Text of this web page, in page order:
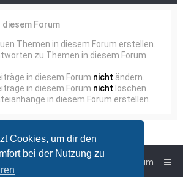
Cookies, um dir den
bei der Nutzung zu
diesem Forum
Themen in diesem Forum erstellen.
zu Themen in diesem Forum
in diesem Forum nicht ändern.
in diesem Forum nicht löschen.
in diesem Forum erstellen.
Impressum